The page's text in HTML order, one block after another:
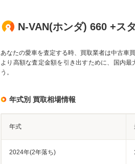
N-VAN(ホンダ) 660 +ス
あなたの愛車を査定する時、買取業者は中古車
より高額な査定金額を引き出すために、国内
う。
年式別 買取相場情報
年式
2024年(2年落ち)